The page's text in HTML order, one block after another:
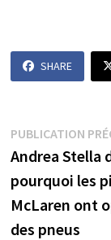
SHARE
de
l’article
PUBLICATION
Andrea Stella
pourquoi les
McLaren ont
des pneus